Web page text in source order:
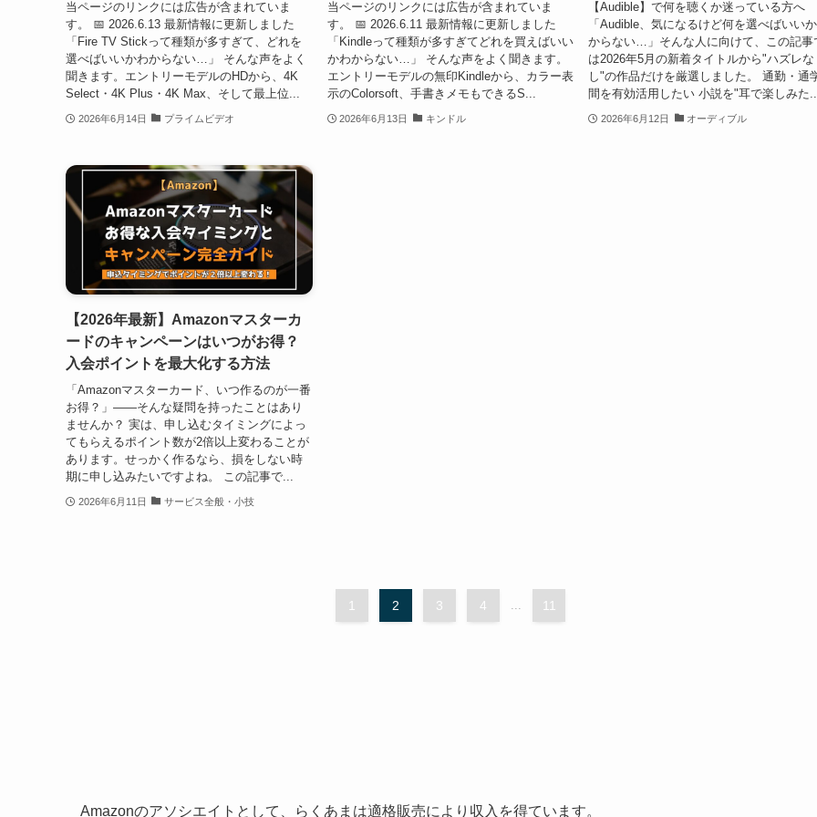
当ページのリンクには広告が含まれていま
す。 📅 2026.6.13 最新情報に更新しました
「Fire TV Stickって種類が多すぎて、どれを
選べばいいかわからない…」 そんな声をよく
聞きます。エントリーモデルのHDから、4K
Select・4K Plus・4K Max、そして最上位...
2026年6月14日 プライムビデオ
当ページのリンクには広告が含まれていま
す。 📅 2026.6.11 最新情報に更新しました
「Kindleって種類が多すぎてどれを買えばいい
かわからない…」 そんな声をよく聞きます。
エントリーモデルの無印Kindleから、カラー表
示のColorsoft、手書きメモもできるS...
2026年6月13日 キンドル
【Audible】で何を聴くか迷っている方へ
「Audible、気になるけど何を選べばいい
からない…」そんな人に向けて、この記事
は2026年5月の新着タイトルから"ハズレな
し"の作品だけを厳選しました。 通勤・通
間を有効活用したい 小説を"耳で楽しみた
2026年6月12日 オーディブル
【2026年最新】Amazonマスターカ
ードのキャンペーンはいつがお得？
入会ポイントを最大化する方法
「Amazonマスターカード、いつ作るのが一番
お得？」——そんな疑問を持ったことはあり
ませんか？ 実は、申し込むタイミングによっ
てもらえるポイント数が2倍以上変わることが
あります。せっかく作るなら、損をしない時
期に申し込みたいですよね。 この記事で...
2026年6月11日 サービス全般・小技
1 2 3 4 11
Amazonのアソシエイトとして、らくあまは適格販売により収入を得ています。